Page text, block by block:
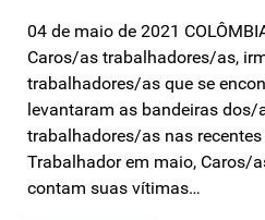
04 de maio de 2021
Caros/as trabalhadores/as,
trabalhadores/as que se
levantaram as bandeiras
trabalhadores/as nas
Trabalhador em maio, Caros/
contam suas vítimas…